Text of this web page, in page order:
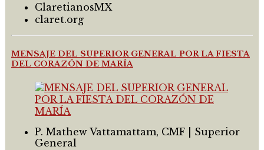
ClaretianosMX
claret.org
MENSAJE DEL SUPERIOR GENERAL POR LA FIESTA
DEL CORAZÓN DE MARÍA
P. Mathew Vattamattam, CMF | Superior
General